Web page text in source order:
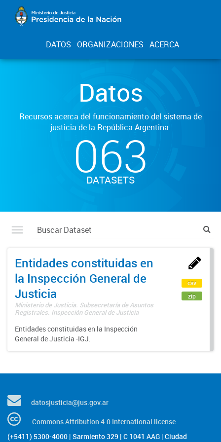
DATOS ORGANIZACIONES ACERCA
Datos
Recursos acerca del funcionamiento del sistema de
justicia de la República Argentina.
063
DATASETS
Entidades constituidas en
la Inspección General de
Justicia
Ministerio de Justicia. Subsecretaría de Asuntos
Registrales. Inspección General de Justicia
Entidades constituidas en la Inspección
General de Justicia -IGJ.
csv
zip
datosjusticia@jus.gov.ar
Commons Attribution 4.0 International license
(+5411) 5300-4000 | Sarmiento 329 | C 1041 AAG | Ciudad